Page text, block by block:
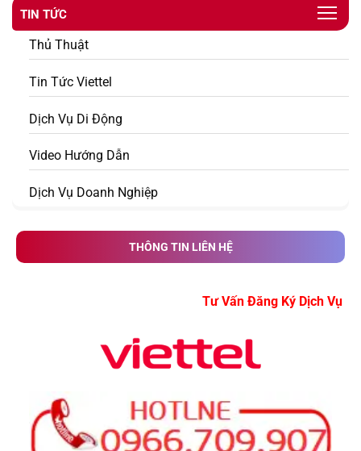
TIN TỨC
Thủ Thuật
Tin Tức Viettel
Dịch Vụ Di Động
Video Hướng Dẫn
Dịch Vụ Doanh Nghiệp
THÔNG TIN LIÊN HỆ
Tư Vấn Đăng Ký Dịch